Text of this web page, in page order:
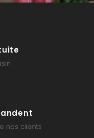
nos clients